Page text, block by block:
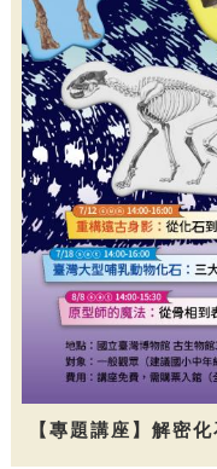
【專題講座】解密